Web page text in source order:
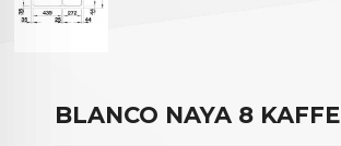
BLANCO NAYA 8 KAFFE